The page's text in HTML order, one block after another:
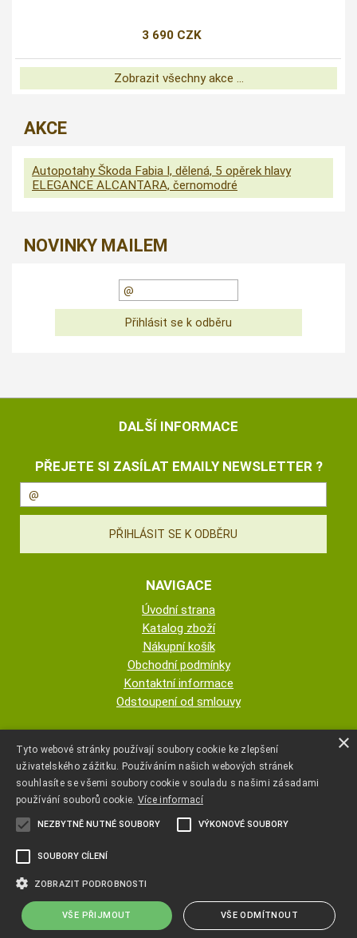
3 690 CZK
Zobrazit všechny akce ...
AKCE
Autopotahy Škoda Fabia I, dělená, 5 opěrek hlavy
ELEGANCE ALCANTARA, černomodré
NOVINKY MAILEM
DALŠÍ INFORMACE
PŘEJETE SI ZASÍLAT EMAILY NEWSLETTER ?
NAVIGACE
Úvodní strana
Katalog zboží
Nákupní košík
Obchodní podmínky
Kontaktní informace
Odstoupení od smlouvy
AUTOPOTAHY NOVOTNÝ - KRISTA
NOVOTNÁ
+420 777 107 600
Copyright ©www.autopotahyjano.cz ,provozováno na systému
×
Tyto webové stránky používají soubory cookie ke zlepšení
uživatelského zážitku. Používáním našich webových stránek
souhlasíte se všemi soubory cookie v souladu s našimi zásadami
používání souborů cookie. Více informací
NEZBYTNĚ NUTNÉ SOUBORY VÝKONOVÉ SOUBORY
SOUBORY CÍLENÍ
ZOBRAZIT PODROBNOSTI
VŠE PŘIJMOUT VŠE ODMÍTNOUT